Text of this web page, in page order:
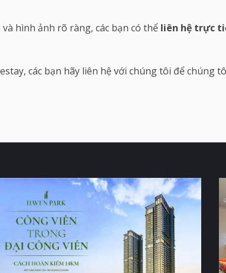
hình ảnh rõ ràng, các bạn có thể liên hệ trực
các bạn hãy liên hệ với chúng tôi để chúng